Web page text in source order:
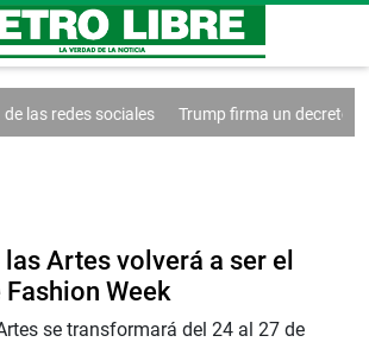
las redes sociales Trump firma un decreto
las Artes volverá a ser el
Week
se transformará del 24 al 27 de